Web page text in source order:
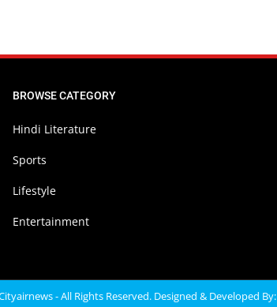
BROWSE CATEGORY
Hindi Literature
Sports
Lifestyle
Entertainment
- All Rights Reserved. Designed & Developed By: